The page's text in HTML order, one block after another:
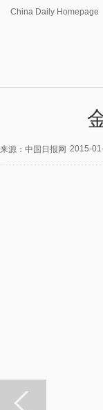
China Daily Homepage
来源：中国日报网 2015-